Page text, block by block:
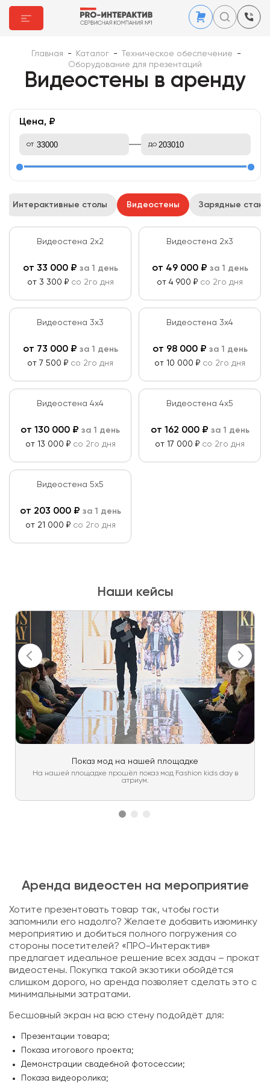
Главная - Каталог - Техническое обеспечение
-
Оборудование для презентаций
Видеостены в аренду
Цена, ₽
от до
Интерактивные столы Видеостены Зарядные
Видеостена 2х2
от 33 000₽ за 1 день
от 3 300 ₽ со 2го дня
Видеостена 2х3
от 49 000₽ за 1 день
от 4 900 ₽ со 2го дня
Видеостена 3х3
от 73 000₽ за 1 день
от 7 500 ₽ со 2го дня
Видеостена 3х4
от 98 000₽ за 1 день
от 10 000 ₽ со 2го дня
Видеостена 4х4
от 130 000 ₽ за 1 день
от 13 000 ₽ со 2го дня
Видеостена 4х5
от 162 000₽ за 1 день
от 17 000 ₽ со 2го дня
Видеостена 5х5
от 203 000₽ за 1 день
от 21 000 ₽ со 2го дня
Наши кейсы
Показ мод на нашей площадке
На нашей площадке прошёл показ мод Fashion kids day в
атриум.
Аренда видеостен на мероприятие
Хотите презентовать товар так, чтобы гости
запомнили его надолго? Желаете добавить изюминку
мероприятию и добиться полного погружения со
стороны посетителей? «ПРО-Интерактив»
предлагает идеальное решение всех задач – прокат
видеостены. Покупка такой экзотики обойдётся
слишком дорого, но аренда позволяет сделать это с
минимальными затратами.
Бесшовный экран на всю стену подойдёт для:
Презентации товара;
Показа итогового проекта;
Демонстрации свадебной фотосессии;
Показа видеоролика;